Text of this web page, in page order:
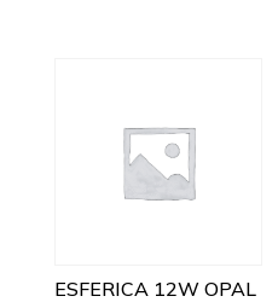
ESFERICA 12W OPAL